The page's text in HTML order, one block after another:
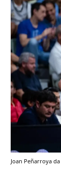
Joan Peñarroya